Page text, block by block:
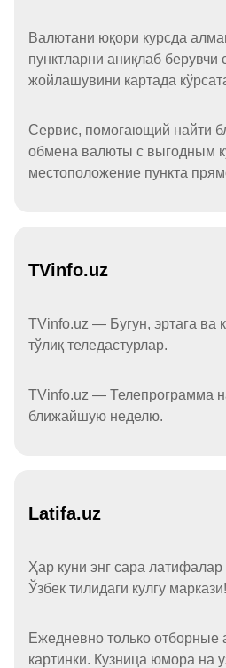
Валютани юқори курсда
пунктларни аниқлаб берувчи
жойлашувини картада
Сервис, помогающий найти
обмена валюты с выгодным
местоположение пункта
TVinfo.uz
TVinfo.uz — Бугун, эртага ва
тўлиқ теледастурлар.
TVinfo.uz — Телепрограмма
ближайшую неделю.
Latifa.uz
Ҳар куни энг сара латифалар
Ўзбек тилидаги кулгу маркази!
Ежедневно только
картинки. Кузница юмора на